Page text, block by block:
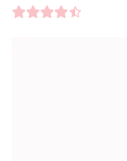
Asiakasarvio